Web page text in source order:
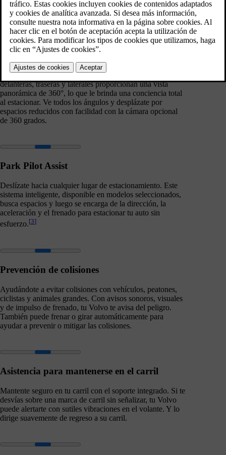
Cámara de 360 grados
Estaciona con confianza. Las cámaras de alta resolución
delanteras, traseras y laterales proporcionan una vista
panorámica de 360°, lo que le brinda una conciencia total
al estacionar. Ve todos los ángulos y desplázate por
espacios reducidos con facilidad con la cámara opcional
de 360 grados.
Park Pilot Assist
Deslízate hacia cualquier lugar de estacionamiento. Este
sistema inteligente, disponible en modelos seleccionados,
busca espacios y luego se encarga de la dirección, la
aceleración y el frenado para estacionar tu auto sin
esfuerzo.[3]
Prevención de colisiones
Ayudándote a evitar colisiones con vehículos, peatones,
ciclistas y animales grandes. Con avisos sonoros, visuales
y de impulso de frenado, tu Volvo te avisa del peligro.
También puede frenar o girar automáticamente para
ayudar a prevenir o mitigar las colisiones.
Asistencia para mantenerse en el carril
Mantente seguro en tu carril con el soporte integrado. Si te
desvías sobre una marca de carril sin señalizar, tu Volvo
puede alertarte con sutiles vibraciones en el volante. Y lo
dirige suavemente de regreso a su carril.